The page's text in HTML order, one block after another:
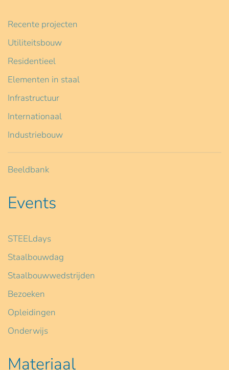
Recente projecten
Utiliteitsbouw
Residentieel
Elementen in staal
Infrastructuur
Internationaal
Industriebouw
Beeldbank
Events
STEELdays
Staalbouwdag
Staalbouwwedstrijden
Bezoeken
Opleidingen
Onderwijs
Materiaal